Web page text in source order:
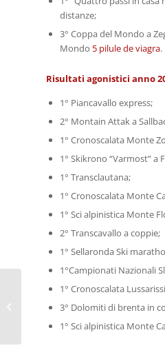
distanze;
3° Coppa del Mondo a
Mondo 5 pilule de viagra.
Risultati agonistici anno
1° Piancavallo express;
2° Montain Attak a
1° Cronoscalata Monte
1° Skikrono “Varmost” a
1° Transclautana;
1° Cronoscalata Monte
1° Sci alpinistica Monte
2° Transcavallo a coppie;
1° Sellaronda Ski
1°Campionati Nazionali
1° Cronoscalata
3° Dolomiti di brenta in
1° Sci alpinistica Monte
Marco de Gasperi